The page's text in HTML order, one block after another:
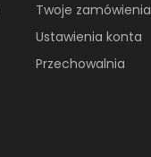
Twoje zamówienia
Ustawienia konta
Przechowalnia